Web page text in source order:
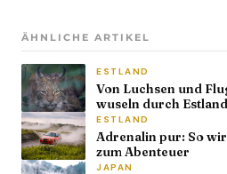
ÄHNLICHE ARTIKEL
ESTLAND
Von Luchsen und
wuseln durch Estland
ESTLAND
Adrenalin pur: So
zum Abenteuer
JAPAN